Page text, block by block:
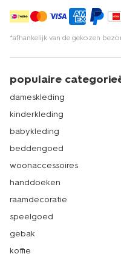
*afhankelijk van de gekozen
populaire
dameskleding
kinderkleding
babykleding
beddengoed
woonaccessoires
handdoeken
raamdecoratie
speelgoed
gebak
koffie